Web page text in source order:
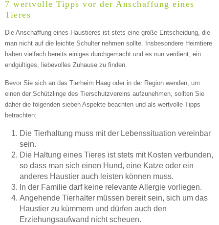
—
ÖFFNUNGSZEITEN HINZUFÜGEN
Dienstag
ÖFFNUNGSZEITEN HINZUFÜGEN
Mittwoch
7 wertvolle Tipps vor der Anschaffung eines
Tieres
Die Anschaffung eines Haustieres ist stets eine große Entscheidung, die
man nicht auf die leichte Schulter nehmen sollte. Insbesondere Heimtiere
haben vielfach bereits einiges durchgemacht und es nun verdient, ein
endgültiges, liebevolles Zuhause zu finden.
Bevor Sie sich an das Tierheim Haag oder in der Region wenden, um
einen der Schützlinge des Tierschutzvereins aufzunehmen, sollten Sie
daher die folgenden sieben Aspekte beachten und als wertvolle Tipps
betrachten:
Die Tierhaltung muss mit der Lebenssituation vereinbar
sein.
Die Haltung eines Tieres ist stets mit Kosten verbunden,
so dass man sich einen Hund, eine Katze oder ein
anderes Haustier auch leisten können muss.
In der Familie darf keine relevante Allergie vorliegen.
Angehende Tierhalter müssen bereit sein, sich um das
Haustier zu kümmern und dürfen auch den
Erziehungsaufwand nicht scheuen.